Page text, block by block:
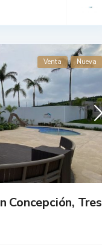
Venta Nueva
Concepción, Tres